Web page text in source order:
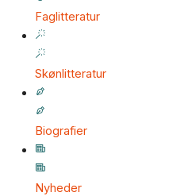
Faglitteratur
Skønlitteratur
Biografier
Nyheder